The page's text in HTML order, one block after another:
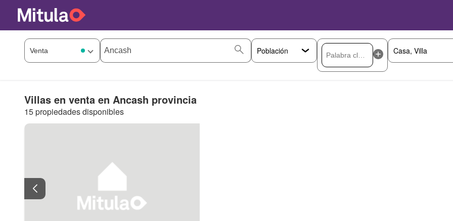
Villas en venta en Ancash provincia
15 propiedades disponibles